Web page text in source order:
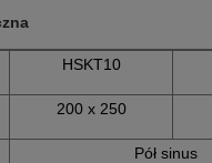
HSKT10
200 x 250
Pół sinus